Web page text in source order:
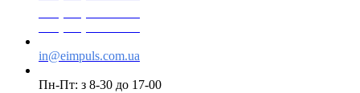
in@eimpuls.com.ua
Пн-Пт: з 8-30 до 17-00